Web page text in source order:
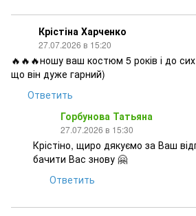
Крістіна Харченко
27.07.2026 в 15:20
🔥🔥🔥ношу ваш костюм 5 років і до
що він дуже гарний)
Ответить
Горбунова Татьяна
27.07.2026 в 15:30
Крістіно, щиро дякуємо за Ваш
бачити Вас знову 🤗
Ответить